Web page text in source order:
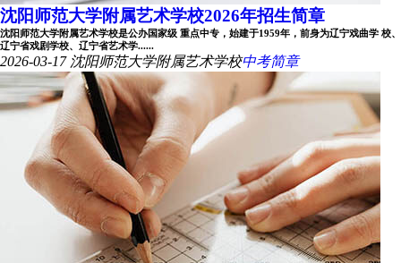
沈阳师范大学附属艺术学校2026年招生简章
沈阳师范大学附属艺术学校是公办国家级 重点中专，始建于1959年，前身为辽宁戏曲学 校、
辽宁省戏剧学校、辽宁省艺术学......
2026-03-17 沈阳师范大学附属艺术学校中考简章